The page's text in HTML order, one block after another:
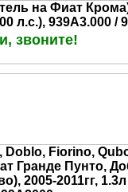
на Фиат
л.с.), 939A3.000 /
звоните!
Doblo, Fiorino,
Гранде Пунто,
2005-2011гг,